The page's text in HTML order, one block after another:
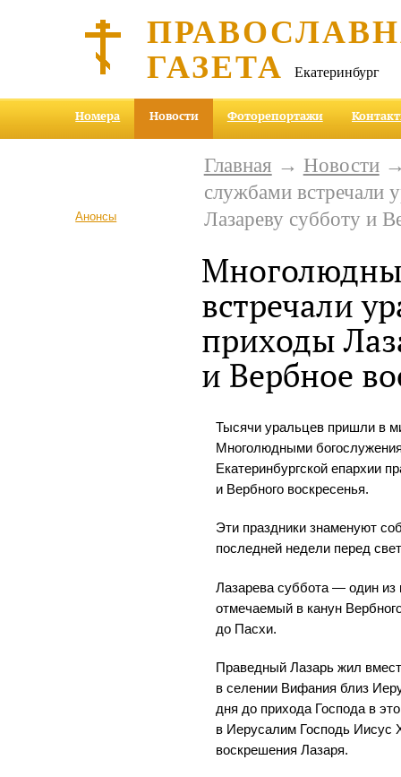
ГАЗЕТА Екатеринбург
Номера Новости Фоторепортажи
Анонсы
Главная → Новости→
службами встречали
Лазареву субботу и
встречали
приходы
и Вербное
Тысячи уральцев пришли в
Многолюдными
Екатеринбургской епархии
и Вербного воскресенья.
Эти праздники знаменуют
последней недели перед
Лазарева суббота — один из
отмечаемый в канун
до Пасхи.
Праведный Лазарь жил
в селении Вифания близ
дня до прихода Господа в
в Иерусалим Господь Иисус
воскрешения Лазаря.